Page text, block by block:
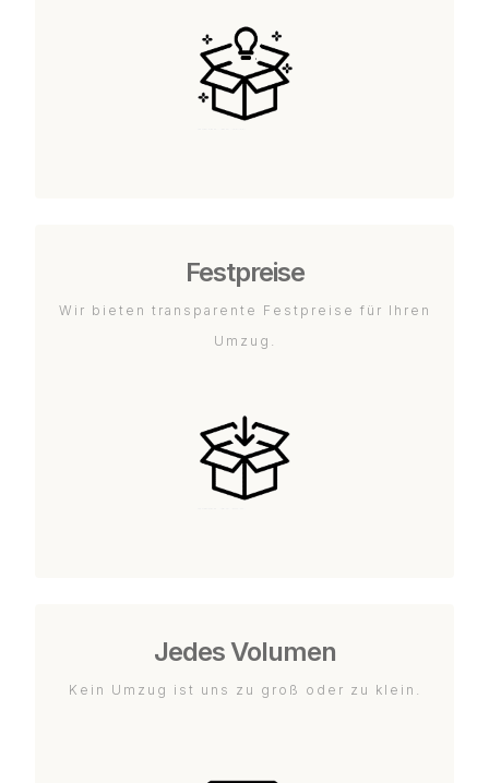
Festpreise
Wir bieten transparente Festpreise für Ihren
Umzug.
Jedes Volumen
Kein Umzug ist uns zu groß oder zu klein.